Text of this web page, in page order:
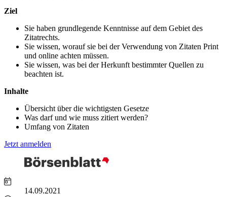
Ziel
Sie haben grundlegende Kenntnisse auf dem Gebiet des
Zitatrechts.
Sie wissen, worauf sie bei der Verwendung von Zitaten Print
und online achten müssen.
Sie wissen, was bei der Herkunft bestimmter Quellen zu
beachten ist.
Inhalte
Übersicht über die wichtigsten Gesetze
Was darf und wie muss zitiert werden?
Umfang von Zitaten
Jetzt anmelden
14.09.2021